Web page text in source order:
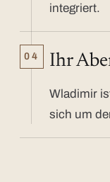
integriert.
04 Ihr
Wladimir
sich um